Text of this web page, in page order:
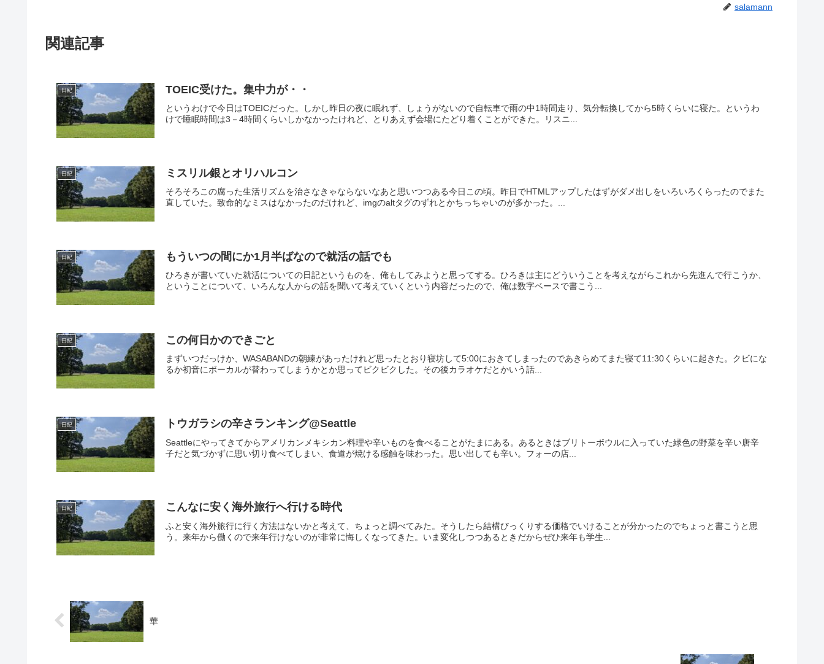
salamann
関連記事
日紀 TOEIC受けた。集中力が・・
というわけで今日はTOEICだった。しかし昨日の夜に眠れず、しょうがないので自転車で雨の中1時間走り、気分転換してから5時くらいに寝た。というわ
けで睡眠時間は3－4時間くらいしかなかったけれど、とりあえず会場にたどり着くことができた。リスニ...
日紀 ミスリル銀とオリハルコン
そろそろこの腐った生活リズムを治さなきゃならないなあと思いつつある今日この頃。昨日でHTMLアップしたはずがダメ出しをいろいろくらったのでまた
直していた。致命的なミスはなかったのだけれど、imgのaltタグのずれとかちっちゃいのが多かった。...
日紀 もういつの間にか1月半ばなので就活の話でも
ひろきが書いていた就活についての日記というものを、俺もしてみようと思ってする。ひろきは主にどういうことを考えながらこれから先進んで行こうか、
ということについて、いろんな人からの話を聞いて考えていくという内容だったので、俺は数字ベースで書こう...
日紀 この何日かのできごと
まずいつだっけか、WASABANDの朝練があったけれど思ったとおり寝坊して5:00におきてしまったのであきらめてまた寝て11:30くらいに起きた。クビにな
るか初音にボーカルが替わってしまうかとか思ってビクビクした。その後カラオケだとかいう話...
日紀 トウガラシの辛さランキング@Seattle
Seattleにやってきてからアメリカンメキシカン料理や辛いものを食べることがたまにある。あるときはブリトーボウルに入っていた緑色の野菜を辛い唐辛
子だと気づかずに思い切り食べてしまい、食道が焼ける感触を味わった。思い出しても辛い。フォーの店...
日紀 こんなに安く海外旅行へ行ける時代
ふと安く海外旅行に行く方法はないかと考えて、ちょっと調べてみた。そうしたら結構びっくりする価格でいけることが分かったのでちょっと書こうと思
う。来年から働くので来年行けないのが非常に悔しくなってきた。いま変化しつつあるときだからぜひ来年も学生...
華